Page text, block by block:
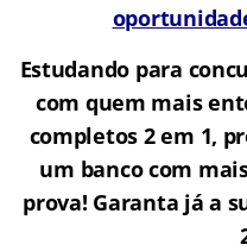
Estudando para
com quem mais
completos 2 em 1,
um banco com
prova! Garanta já a